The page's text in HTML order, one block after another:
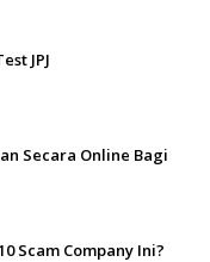
JPJ
Secara Online Bagi
Scam Company Ini?